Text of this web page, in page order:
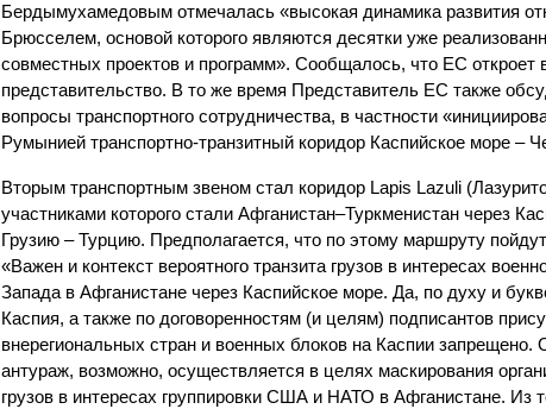
Бердымухамедовым отмечалась «высокая динамика развития
Брюсселем, основой которого являются десятки уже
совместных проектов и программ». Сообщалось, что ЕС откроет
представительство. В то же время Представитель ЕС также
вопросы транспортного сотрудничества, в частности
Румынией транспортно-транзитный коридор Каспийское море –
Вторым транспортным звеном стал коридор Lapis Lazuli
участниками которого стали Афганистан–Туркменистан через
Грузию – Турцию. Предполагается, что по этому маршруту
«Важен и контекст вероятного транзита грузов в интересах
Запада в Афганистане через Каспийское море. Да, по духу и
Каспия, а также по договоренностям (и целям) подписантов
внерегиональных стран и военных блоков на Каспии запрещено.
антураж, возможно, осуществляется в целях маскирования
грузов в интересах группировки США и НАТО в Афганистане. Из